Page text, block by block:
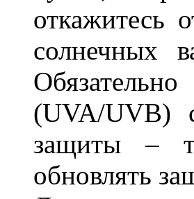
откажитесь
солнечных
(UVA/UVB)
защиты –
обновлять